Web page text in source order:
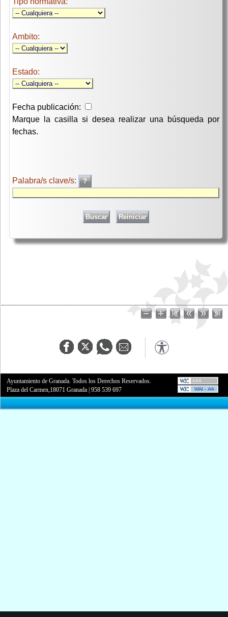
Ambito:
Estado:
Fecha publicación:
Marque la casilla si desea realizar una búsqueda por
fechas.
Palabra/s clave/s:
Ayuntamiento de Granada. Todos los Derechos Reservados.
Plaza del Carmen,18071 Granada |958 539 697